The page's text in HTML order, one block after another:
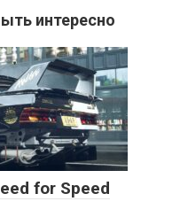
интересно
for Speed